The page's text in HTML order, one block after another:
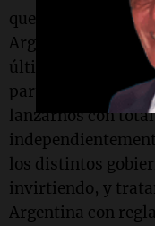
que venga otro
Argentina perdió
últimos años, y
parte de lo que
lanzarnos con
los distintos
invirtiendo, y
Argentina con